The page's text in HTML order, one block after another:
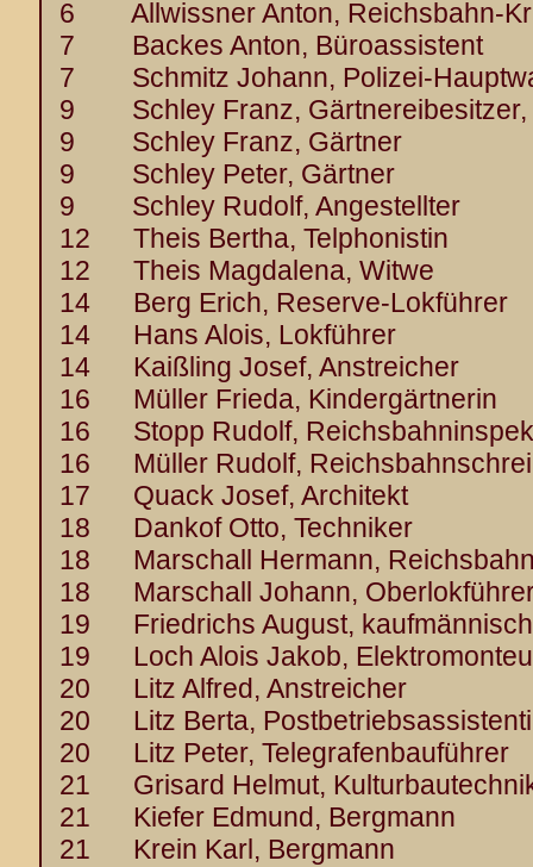
6 Allwissner Anton, Reichsbahn-
7 Backes Anton, Büroassistent
7 Schmitz Johann, Polizei-
9 Schley Franz, Gärtnereibesitzer,
9 Schley Franz, Gärtner
9 Schley Peter, Gärtner
9 Schley Rudolf, Angestellter
12 Theis Bertha, Telphonistin
12 Theis Magdalena, Witwe
14 Berg Erich, Reserve-Lokführer
14 Hans Alois, Lokführer
14 Kaißling Josef, Anstreicher
16 Müller Frieda, Kindergärtnerin
16 Stopp Rudolf,
16 Müller Rudolf,
17 Quack Josef, Architekt
18 Dankof Otto, Techniker
18 Marschall Hermann,
18 Marschall Johann,
19 Friedrichs August,
19 Loch Alois Jakob,
20 Litz Alfred, Anstreicher
20 Litz Berta,
20 Litz Peter, Telegrafenbauführer
21 Grisard Helmut,
21 Kiefer Edmund, Bergmann
21 Krein Karl, Bergmann